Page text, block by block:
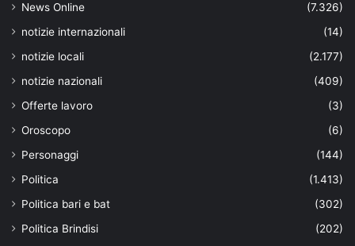
News Online
(7.326)
notizie internazionali
(14)
notizie locali
(2.177)
notizie nazionali
(409)
Offerte lavoro
(3)
Oroscopo
(6)
Personaggi
(144)
Politica
(1.413)
Politica bari e bat
(302)
Politica Brindisi
(202)